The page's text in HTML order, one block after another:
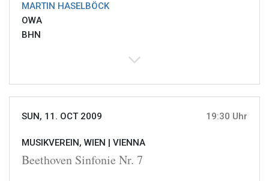
MARTIN HASELBÖCK
OWA
BHN
SUN, 11. OCT 2009 19:30 Uhr
MUSIKVEREIN, WIEN | VIENNA
Beethoven Sinfonie Nr. 7